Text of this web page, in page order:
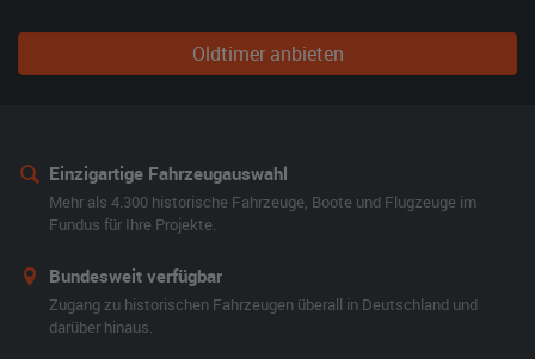
Oldtimer anbieten
Einzigartige Fahrzeugauswahl
Mehr als 4.300 historische Fahrzeuge, Boote und Flugzeuge im
Fundus für Ihre Projekte.
Bundesweit verfügbar
Zugang zu historischen Fahrzeugen überall in Deutschland und
darüber hinaus.